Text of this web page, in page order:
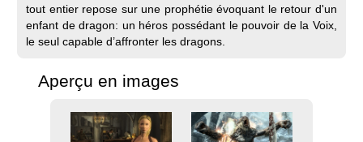
tout entier repose sur une prophétie évoquant le retour d'un
enfant de dragon: un héros possédant le pouvoir de la Voix,
le seul capable d’affronter les dragons.
Aperçu en images